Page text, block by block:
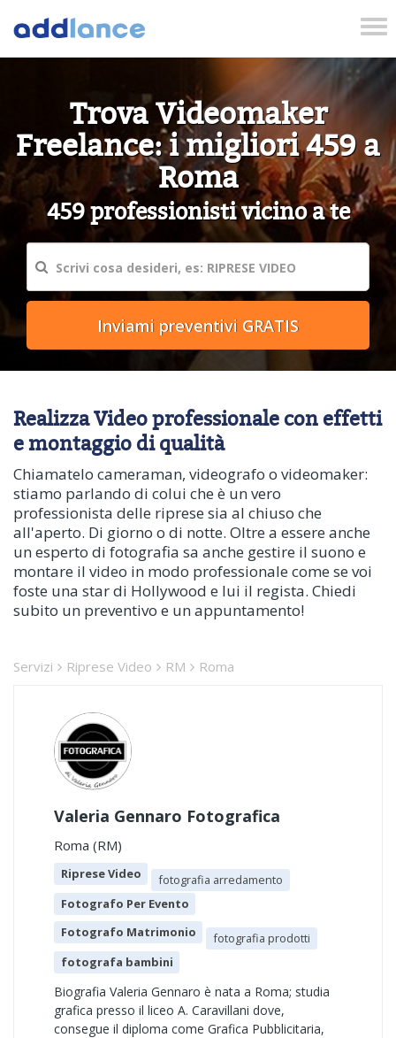
Trova Videomaker
Freelance: i migliori 459 a
Roma
459 professionisti vicino a te
Realizza Video professionale con effetti
e montaggio di qualità
Chiamatelo cameraman, videografo o videomaker:
stiamo parlando di colui che è un vero
professionista delle riprese sia al chiuso che
all'aperto. Di giorno o di notte. Oltre a essere anche
un esperto di fotografia sa anche gestire il suono e
montare il video in modo professionale come se voi
foste una star di Hollywood e lui il regista. Chiedi
subito un preventivo e un appuntamento!
Servizi Riprese Video RM Roma
Valeria Gennaro Fotografica
Roma (RM)
Riprese Video
fotografia arredamento
Fotografo Per Evento
Fotografo Matrimonio
fotografia prodotti
fotografa bambini
Biografia Valeria Gennaro è nata a Roma; studia
grafica presso il liceo A. Caravillani dove,
consegue il diploma come Grafica Pubblicitaria,